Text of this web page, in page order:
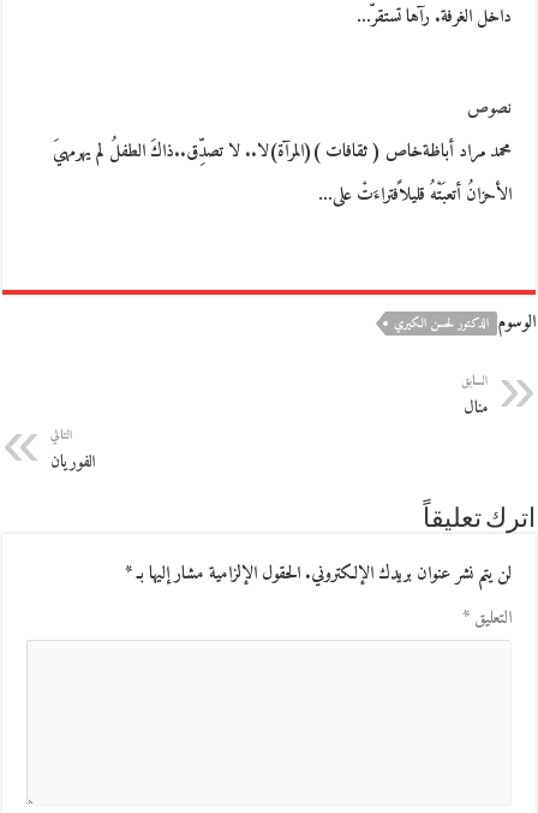
داخل الغرفة. رآها تستقرّ…
نصوص
محمد مراد أباظةخاص ( ثقافات )(المرآة)لا.. لا تصدِّق..ذاكَ الطفلُ لم يهرمهيَ
الأحزانُ أتعبَتْهُ قليلاًفتراءَتْ على…
الوسوم الدكتور لحسن الكيري
السابق
منال
التالي
الفوريان
اترك تعليقاً
لن يتم نشر عنوان بريدك الإلكتروني.الحقول الإلزامية مشار إليها بـ*
التعليق*